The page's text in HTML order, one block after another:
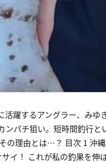
躍するアングラー、みゆ
ンパチ狙い。短時間釣行
の理由とは…？ 目次 1 沖
サイ！ これが私の釣果を